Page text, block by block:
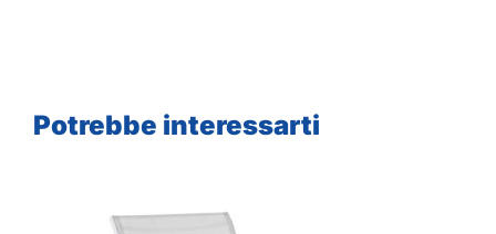
Potrebbe interessarti